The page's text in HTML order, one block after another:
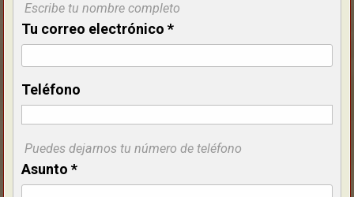
Escribe tu nombre completo
Tu correo electrónico*
Teléfono
Puedes dejarnos tu número de teléfono
Asunto*